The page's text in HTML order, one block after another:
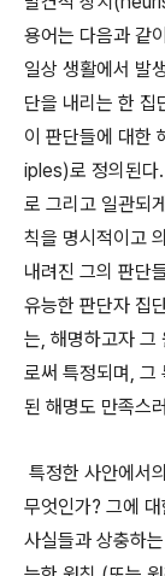
용어는 다음과 같
일상 생활에서 발
단을 내리는 한 집
이 판단들에 대한
iples)로 정의된다
로 그리고 일관되
칙을 명시적이고
내려진 그의 판단
유능한 판단자 집
는, 해명하고자 그
로써 특정되며, 그
된 해명도 만족스
특정한 사안에서
무엇인가? 그에
사실들과 상충하